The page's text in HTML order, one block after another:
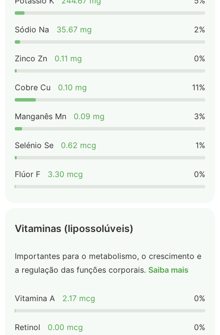
Sódio Na 35.67 mg 2%
Zinco Zn 0.11 mg 0%
Cobre Cu 0.10 mg 11%
Manganês Mn 0.09 mg 3%
Selénio Se 0.62 mcg 1%
Flúor F 3.30 mcg 0%
Vitaminas (lipossolúveis)
Importantes para o metabolismo, o crescimento e
a regulação das funções corporais. Saiba mais
Vitamina A 2.17 mcg 0%
Retinol 0.00 mcg 0%